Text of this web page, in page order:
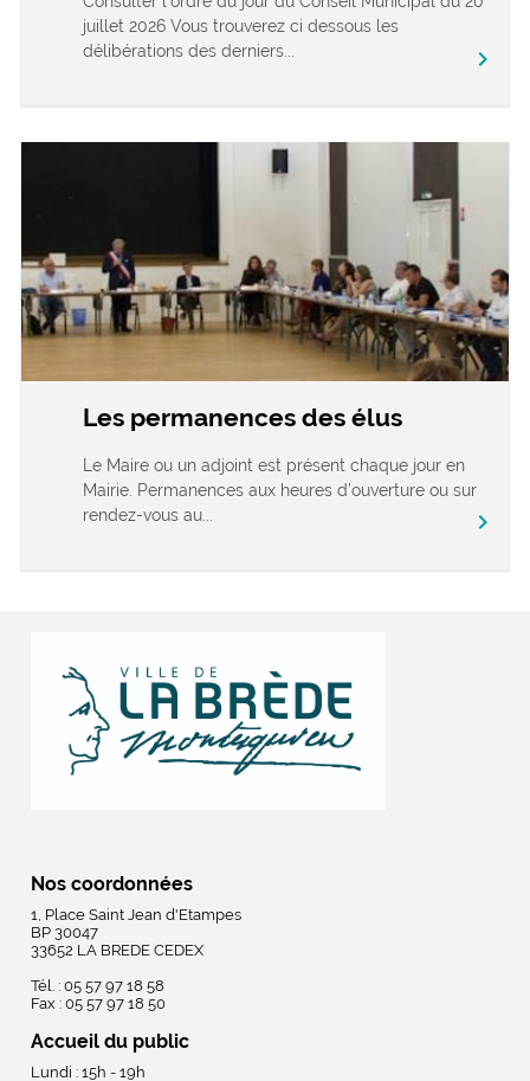
juillet 2026 Vous trouverez ci dessous les
délibérations des derniers...
chevron_right
Les permanences des élus
Le Maire ou un adjoint est présent chaque jour en
Mairie. Permanences aux heures d’ouverture ou sur
rendez-vous au...
chevron_right
Nos coordonnées
1, Place Saint Jean d'Etampes
BP 30047
33652 LA BREDE CEDEX
Tél. : 05 57 97 18 58
Fax : 05 57 97 18 50
Accueil du public
Lundi : 15h - 19h